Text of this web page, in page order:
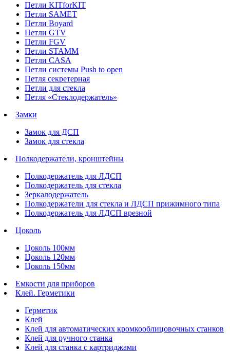
Петли KITforKIT
Петли SAMET
Петли Boyard
Петли GTV
Петли FGV
Петли STAMM
Петли CASA
Петли системы Push to open
Петля секретерная
Петли для стекла
Петля «Стеклодержатель»
Замки
Замок для ДСП
Замок для стекла
Полкодержатели, кронштейны
Полкодержатель для ЛДСП
Полкодержатель для стекла
Зеркалодержатель
Полкодержатели для стекла и ЛДСП прижимного типа
Полкодержатель для ЛДСП врезной
Цоколь
Цоколь 100мм
Цоколь 120мм
Цоколь 150мм
Емкости для приборов
Клей. Герметики
Герметик
Клей
Клей для автоматических кромкооблицовочных станков
Клей для ручного станка
Клей для станка с картриджами